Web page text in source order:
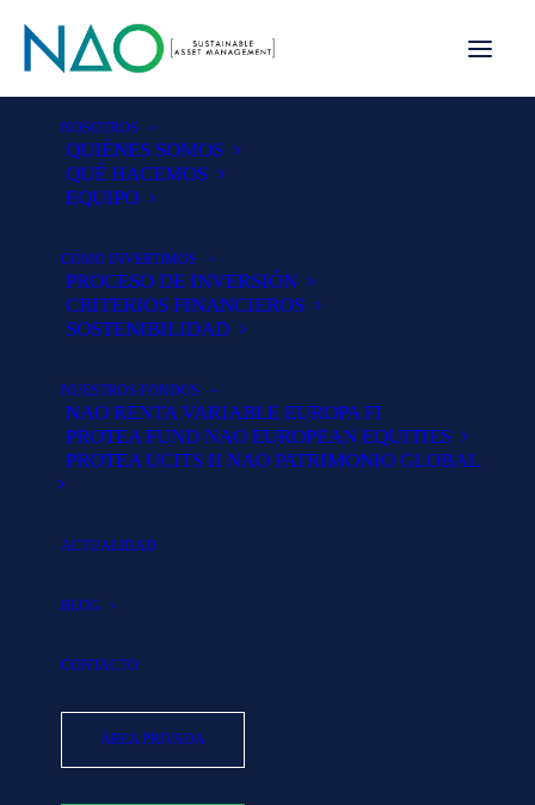
NOSOTROS
QUIÉNES SOMOS
QUÉ HACEMOS
EQUIPO
CÓMO INVERTIMOS
PROCESO DE INVERSIÓN
CRITERIOS FINANCIEROS
SOSTENIBILIDAD
NUESTROS FONDOS
NAO RENTA VARIABLE EUROPA FI
PROTEA FUND NAO EUROPEAN EQUITIES
PROTEA UCITS II NAO PATRIMONIO GLOBAL
ACTUALIDAD
BLOG
CONTACTO
ÁREA PRIVADA